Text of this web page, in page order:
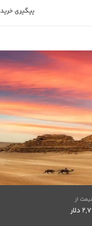
پیگیری خرید
از
دلار